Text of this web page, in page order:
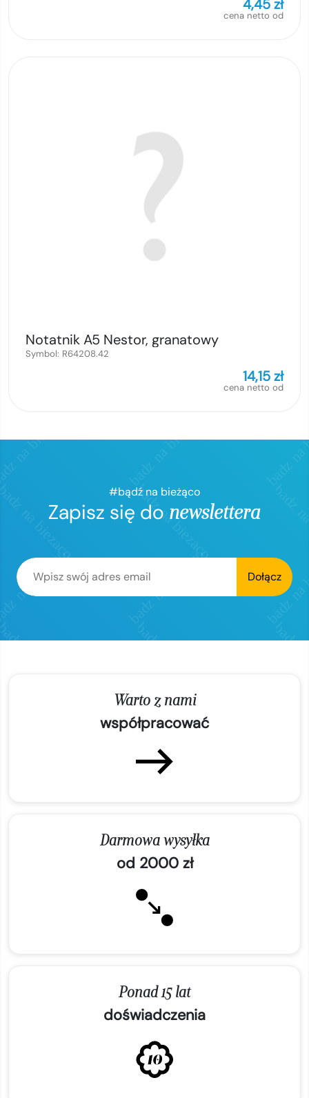
4,45zł
cena netto od
Notatnik A5 Nestor, granatowy
Symbol: R64208.42
14,15zł
cena netto od
#bądź na bieżąco
Zapisz się do newslettera
Dołącz
Warto z nami
współpracować
Darmowa wysyłka
od 2000 zł
Ponad 15 lat
doświadczenia